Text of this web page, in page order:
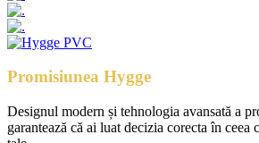
Promisiunea Hygge
Designul modern și tehnologia avansată a
garantează că ai luat decizia corecta în ceea